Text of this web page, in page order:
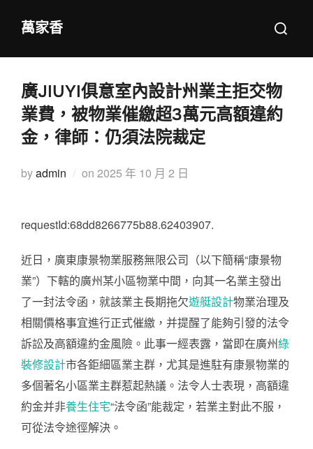
萬家香
Search
廣JIUYI俱意室內設計州業主拒交物
業費，被物業催繳超3萬元高額違約
金，律師：仍須法院裁定
byadmin on Posted
2025 年 10 月 2 日
requestId:68dd8266775b88.62403907.
近日，廣東康景物業服務無限公司（以下簡稱“康景物
業”）下轄的廣州某小區物業中間，向其一名業主發出
了一封法令函，就該業主長期拖欠遊艇設計物業治理及
相關價格事宜進行正式催繳，并提醒了能夠引發的法令
訴訟及高額違約金風險。此事一經表露，當即在廣州綠
裝修設計市各鉅細區業主群，尤其是進駐有康景物業的
多個著名小區業主群惹起熱議。法令人士表現，高額違
約金并非養生住宅“法令函”能裁定，若業主對此不服，
可從法令途徑解決。